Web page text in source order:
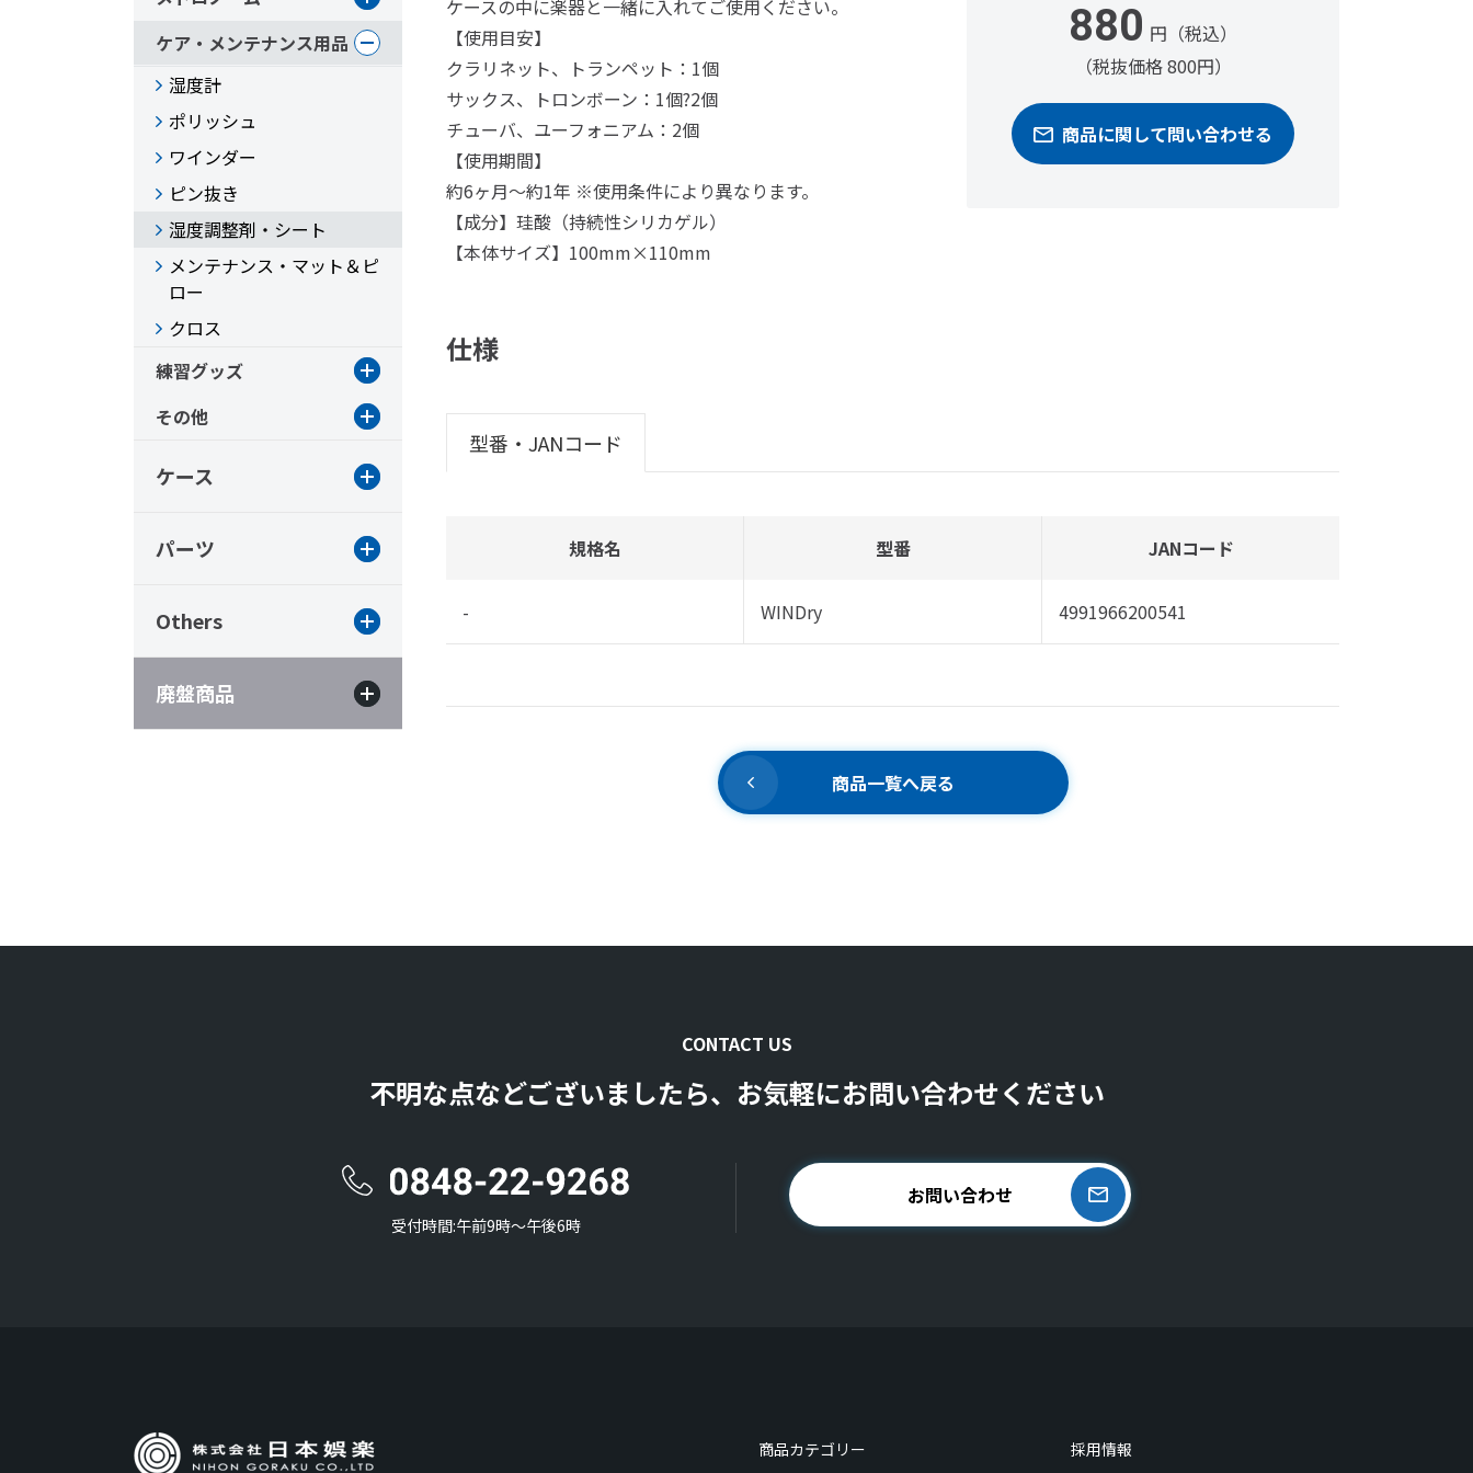
ケースの中に楽器と一緒に入れてご使用ください。
【使用目安】
クラリネット、トランペット：1個
サックス、トロンボーン：1個?2個
チューバ、ユーフォニアム：2個
【使用期間】
約6ヶ月～約1年 ※使用条件により異なります。
【成分】珪酸（持続性シリカゲル）
【本体サイズ】100mm×110mm
880 円（税込）
（税抜価格 800円）
商品に関して問い合わせる
仕様
型番・JANコード
規格名 型番 JANコード
- WINDry 4991966200541
商品一覧へ戻る
ケア・メンテナンス用品
湿度計
ポリッシュ
ワインダー
ピン抜き
湿度調整剤・シート
メンテナンス・マット＆ピ
ロー
クロス
練習グッズ
その他
ケース
パーツ
Others
廃盤商品
CONTACT US
不明な点などございましたら、お気軽にお問い合わせください
受付時間:午前9時〜午後6時
お問い合わせ
商品カテゴリー 採用情報